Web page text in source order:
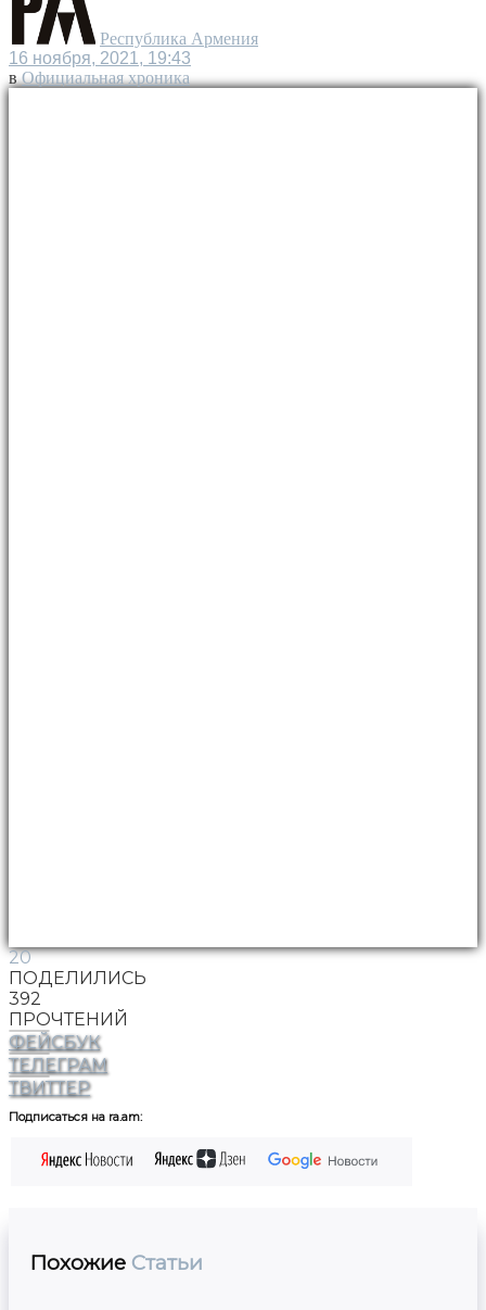
Республика Армения
16 ноября, 2021, 19:43
в Официальная хроника
20
ПОДЕЛИЛИСЬ
392
ПРОЧТЕНИЙ
ФЕЙСБУК
ТЕЛЕГРАМ
ТВИТТЕР
Подписаться на ra.am:
Похожие Статьи